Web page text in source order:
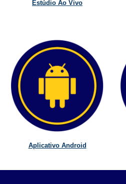
Estúdio Ao Vivo
Aplicativo Android